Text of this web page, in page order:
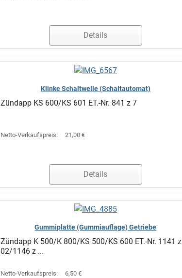
Details
Klinke Schaltwelle (Schaltautomat)
Zündapp KS 600/KS 601 ET.-Nr. 841 z 7
Netto-Verkaufspreis: 21,00 €
Details
Gummiplatte (Gummiauflage) Getriebe
Zündapp K 500/K 800/KS 500/KS 600 ET.-Nr. 1141 z
02/1146 z ...
Netto-Verkaufspreis: 6,50 €